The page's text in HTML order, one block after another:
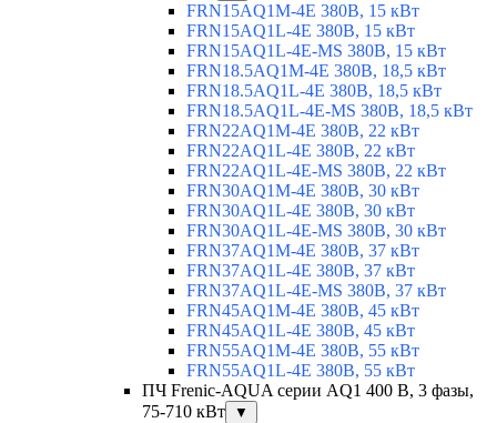
FRN15AQ1M-4E 380В, 15 кВт
FRN15AQ1L-4E 380В, 15 кВт
FRN15AQ1L-4E-MS 380В, 15 кВт
FRN18.5AQ1M-4E 380В, 18,5 кВт
FRN18.5AQ1L-4E 380В, 18,5 кВт
FRN18.5AQ1L-4E-MS 380В, 18,5 кВт
FRN22AQ1M-4E 380В, 22 кВт
FRN22AQ1L-4E 380В, 22 кВт
FRN22AQ1L-4E-MS 380В, 22 кВт
FRN30AQ1M-4E 380В, 30 кВт
FRN30AQ1L-4E 380В, 30 кВт
FRN30AQ1L-4E-MS 380В, 30 кВт
FRN37AQ1M-4E 380В, 37 кВт
FRN37AQ1L-4E 380В, 37 кВт
FRN37AQ1L-4E-MS 380В, 37 кВт
FRN45AQ1M-4E 380В, 45 кВт
FRN45AQ1L-4E 380В, 45 кВт
FRN55AQ1M-4E 380В, 55 кВт
FRN55AQ1L-4E 380В, 55 кВт
ПЧ Frenic-AQUA серии AQ1 400 В, 3 фазы,
75-710 кВт
▼